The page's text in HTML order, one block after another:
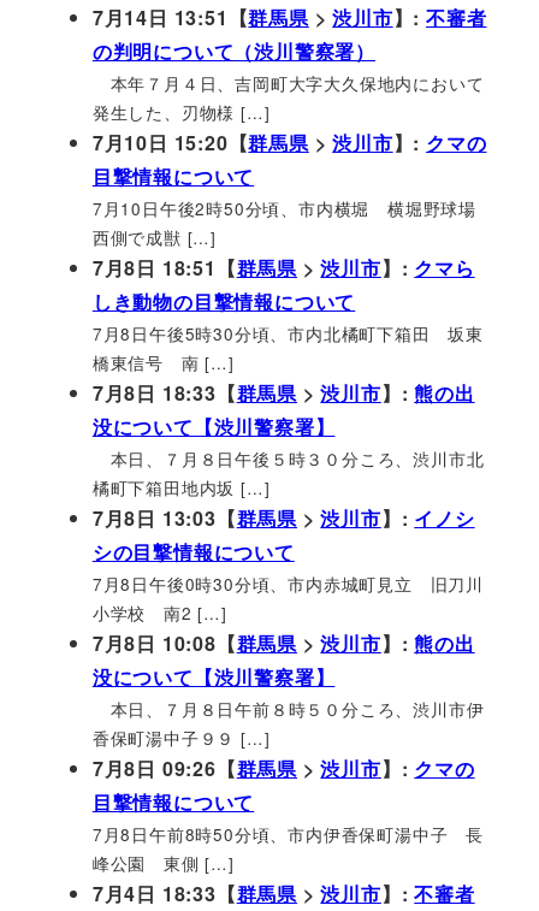
7月14日 13:51【群馬県>渋川市】:不審者
の判明について（渋川警察署）
本年７月４日、吉岡町大字大久保地内において
発生した、刃物様 […]
7月10日 15:20【群馬県>渋川市】: クマの
目撃情報について
7月10日午後2時50分頃、市内横堀 横堀野球場
西側で成獣 […]
7月8日 18:51【群馬県 >渋川市】: クマら
しき動物の目撃情報について
7月8日午後5時30分頃、市内北橘町下箱田 坂東
橋東信号 南 […]
7月8日 18:33【群馬県 >渋川市】:熊の出
没について【渋川警察署】
本日、７月８日午後５時３０分ころ、渋川市北
橘町下箱田地内坂 […]
7月8日 13:03【群馬県 >渋川市】: イノシ
シの目撃情報について
7月8日午後0時30分頃、市内赤城町見立 旧刀川
小学校 南2 […]
7月8日 10:08【群馬県 >渋川市】:熊の出
没について【渋川警察署】
本日、７月８日午前８時５０分ころ、渋川市伊
香保町湯中子９９ […]
7月8日 09:26【群馬県 >渋川市】: クマの
目撃情報について
7月8日午前8時50分頃、市内伊香保町湯中子 長
峰公園 東側 […]
7月4日 18:33【群馬県 >渋川市】:不審者